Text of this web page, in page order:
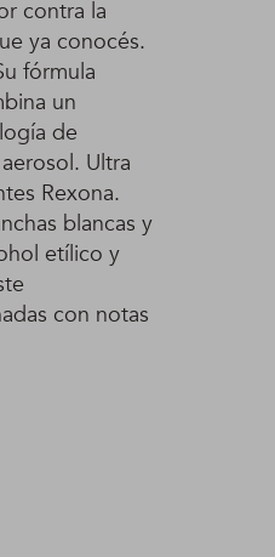
contra la
ya conocés.
fórmula
un
de
Ultra
Rexona.
blancas y
etílico y
con notas